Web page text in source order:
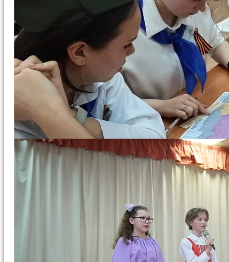
к 310-летию
Бердска.
Ученик 2Г
Гошко с
рисунком
"Санаторий...
18:34ЮИД
на
«Абилимпиксе»
прошёл
профориентационный
чемпионат
"Абилимпикс". На
чемпионат собрались
ребята,
родители и
педагоги.
Это событие
стало